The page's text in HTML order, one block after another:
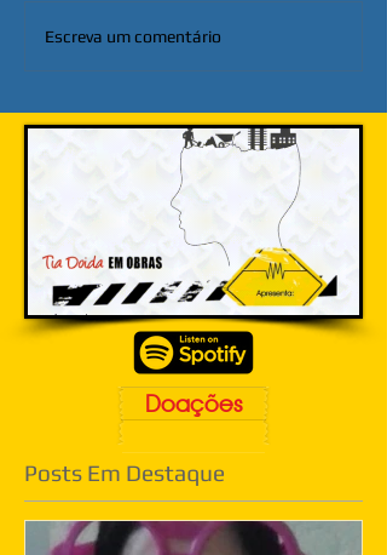
Escreva um comentário
Doações
Posts Em Destaque